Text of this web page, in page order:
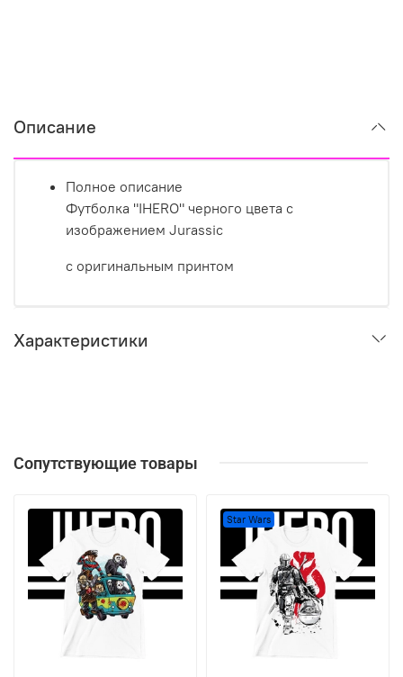
Описание
Полное описание
Футболка "IHERO" черного цвета с
изображением Jurassic
с оригинальным принтом
Характеристики
Сопутствующие товары
Star Wars